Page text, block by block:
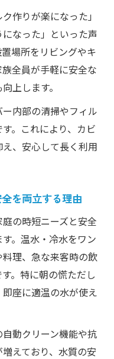
作りが楽になった」
になった」といった声
場所をリビングやキ
全員が手軽に安全な
上します。
内部の清掃やフィル
。これにより、カビ
、安心して長く利用
を両立する理由
の時短ニーズと安全
。温水・冷水をワン
理、急な来客時の飲
。特に朝の慌ただし
座に適温の水が使え
動クリーン機能や抗
えており、水質の安